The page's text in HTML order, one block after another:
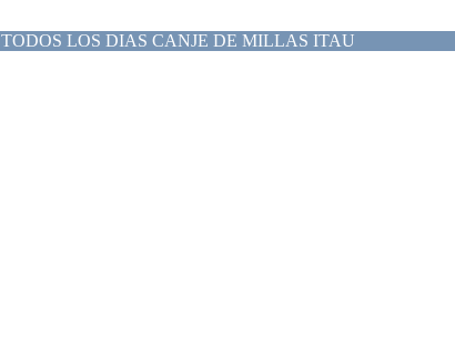
TODOS LOS DIAS CANJE DE MILLAS ITAU